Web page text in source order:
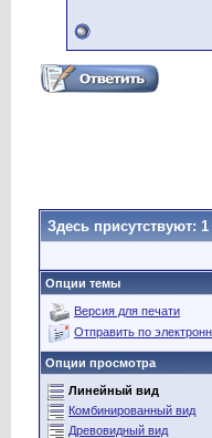
Здесь присутствуют: 1
Опции темы
Версия для печати
Отправить по
Опции просмотра
Линейный вид
Комбинированный вид
Древовидный вид